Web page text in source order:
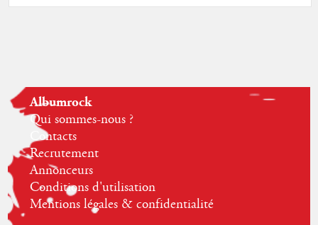
Albumrock
Qui sommes-nous ?
Contacts
Recrutement
Annonceurs
Conditions d'utilisation
Mentions légales & confidentialité